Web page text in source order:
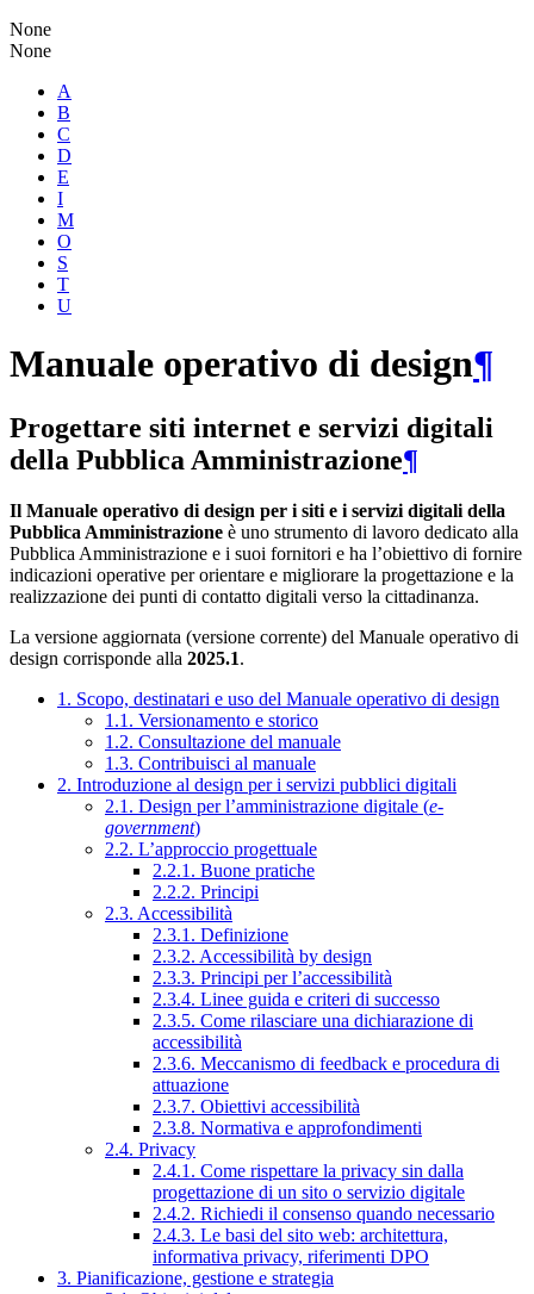
None
None
A
B
C
D
E
I
M
O
S
T
U
Manuale operativo di design¶
Progettare siti internet e servizi digitali
della Pubblica Amministrazione¶
Il Manuale operativo di design per i siti e i servizi digitali della
Pubblica Amministrazione è uno strumento di lavoro dedicato alla
Pubblica Amministrazione e i suoi fornitori e ha l’obiettivo di fornire
indicazioni operative per orientare e migliorare la progettazione e la
realizzazione dei punti di contatto digitali verso la cittadinanza.
La versione aggiornata (versione corrente) del Manuale operativo di
design corrisponde alla 2025.1.
1. Scopo, destinatari e uso del Manuale operativo di design
1.1. Versionamento e storico
1.2. Consultazione del manuale
1.3. Contribuisci al manuale
2. Introduzione al design per i servizi pubblici digitali
2.1. Design per l’amministrazione digitale (e-
government)
2.2. L’approccio progettuale
2.2.1. Buone pratiche
2.2.2. Principi
2.3. Accessibilità
2.3.1. Definizione
2.3.2. Accessibilità by design
2.3.3. Principi per l’accessibilità
2.3.4. Linee guida e criteri di successo
2.3.5. Come rilasciare una dichiarazione di
accessibilità
2.3.6. Meccanismo di feedback e procedura di
attuazione
2.3.7. Obiettivi accessibilità
2.3.8. Normativa e approfondimenti
2.4. Privacy
2.4.1. Come rispettare la privacy sin dalla
progettazione di un sito o servizio digitale
2.4.2. Richiedi il consenso quando necessario
2.4.3. Le basi del sito web: architettura,
informativa privacy, riferimenti DPO
3. Pianificazione, gestione e strategia